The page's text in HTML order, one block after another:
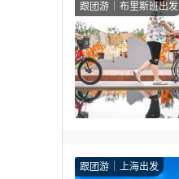
跟团游 布里斯班出发
跟团游 上海出发